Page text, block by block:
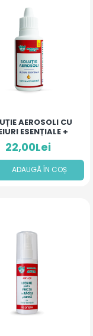
AEROSOLI CU
ESENȚIALE +
DEXAMETAZONĂ
22,00Lei
ADAUGÃ ÎN COȘ